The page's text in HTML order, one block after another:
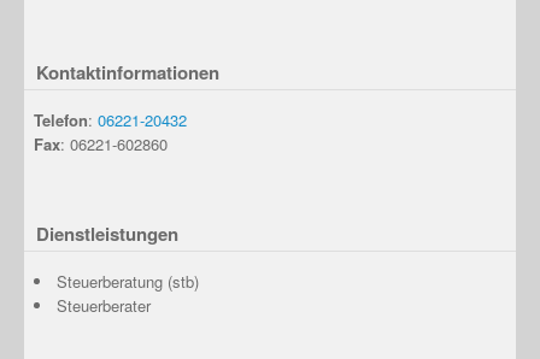
Kontaktinformationen
Telefon: 06221-20432
Fax: 06221-602860
Dienstleistungen
Steuerberatung (stb)
Steuerberater